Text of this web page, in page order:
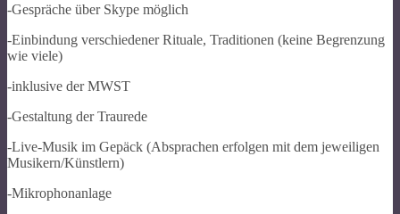
-Gespräche über Skype möglich
-Einbindung verschiedener Rituale, Traditionen (keine Begrenzung
wie viele)
-inklusive der MWST
-Gestaltung der Traurede
-Live-Musik im Gepäck (Absprachen erfolgen mit dem jeweiligen
Musikern/Künstlern)
-Mikrophonanlage